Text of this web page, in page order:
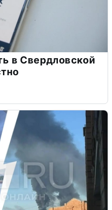
в Свердловской